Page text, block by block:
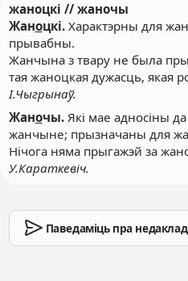
жаноцкі // жаночы
Жаноцкі.Характэрны для
прывабны.
Жанчына з твару не была
тая жаноцкая дужасць, якая
І.Чыгрынаў.
Жаночы.Які мае адносіны
жанчыне; прызначаны для
Нічога няма прыгажэй за
У.Караткевіч.
Паведаміць пра